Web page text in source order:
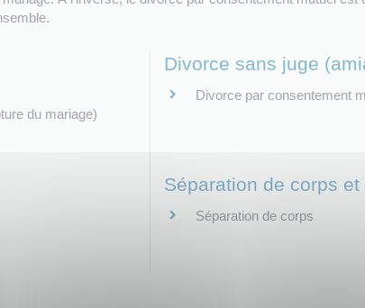
du mariage)
Divorce sans juge
Divorce par consentement
Séparation de corps et
Séparation de corps